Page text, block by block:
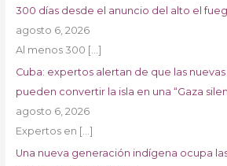
300 días desde el anuncio del alto el
agosto 6, 2026
Al menos 300 […]
Cuba: expertos alertan de que las nuevas
pueden convertir la isla en una “Gaza
agosto 6, 2026
Expertos en […]
Una nueva generación indígena ocupa